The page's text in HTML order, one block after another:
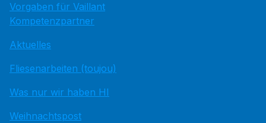
Vorgaben für Vaillant
Kompetenzpartner
Aktuelles
Fliesenarbeiten (toujou)
Was nur wir haben HI
Weihnachtspost